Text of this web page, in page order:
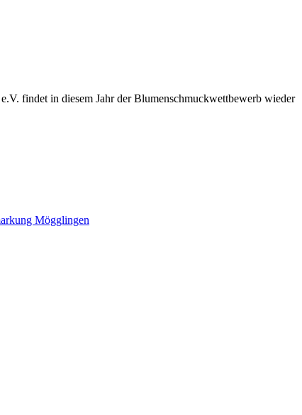
findet in diesem Jahr der Blumenschmuckwettbewerb wieder
Mögglingen